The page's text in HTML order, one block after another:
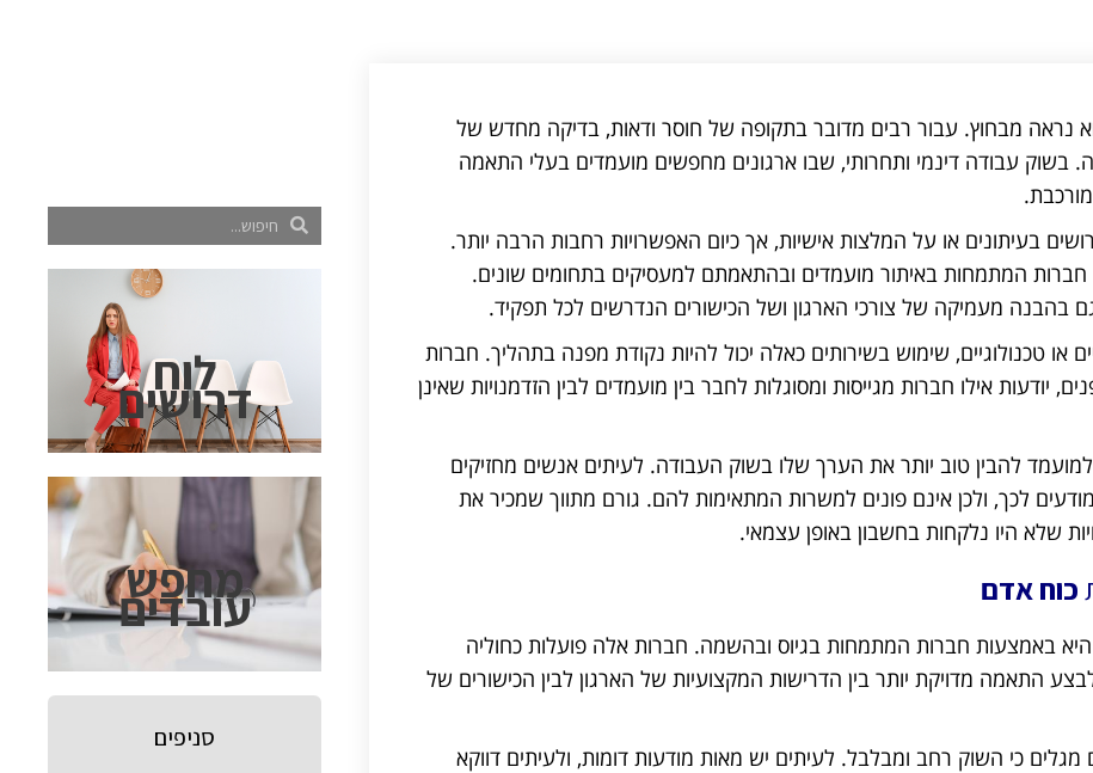
נראה מבחוץ. עבור רבים מדובר בתקופה של חוסר ודאות, בדיקה מחדש של
בשוק עבודה דינמי ותחרותי, שבו ארגונים מחפשים מועמדים בעלי התאמה
בעיתונים או על המלצות אישיות, אך כיום האפשרויות רחבות הרבה יותר.
חברות המתמחות באיתור מועמדים ובהתאמתם למעסיקים בתחומים שונים.
בהבנה מעמיקה של צורכי הארגון ושל הכישורים הנדרשים לכל תפקיד.
או טכנולוגיים, שימוש בשירותים כאלה יכול להיות נקודת מפנה בתהליך. חברות
יודעות אילו חברות מגייסות ומסוגלות לחבר בין מועמדים לבין הזדמנויות שאינן
להבין טוב יותר את הערך שלו בשוק העבודה. לעיתים אנשים מחזיקים
מודעים לכך, ולכן אינם פונים למשרות המתאימות להם. גורם מתווך שמכיר את
שלא היו נלקחות בחשבון באופן עצמאי.
כוח אדם
באמצעות חברות המתמחות בגיוס ובהשמה. חברות אלה פועלות כחוליה
התאמה מדויקת יותר בין הדרישות המקצועיות של הארגון לבין הכישורים של
מגלים כי השוק רחב ומבלבל. לעיתים יש מאות מודעות דומות, ולעיתים דווקא
לוח
דרושים
מחפש
עובדים
סניפים